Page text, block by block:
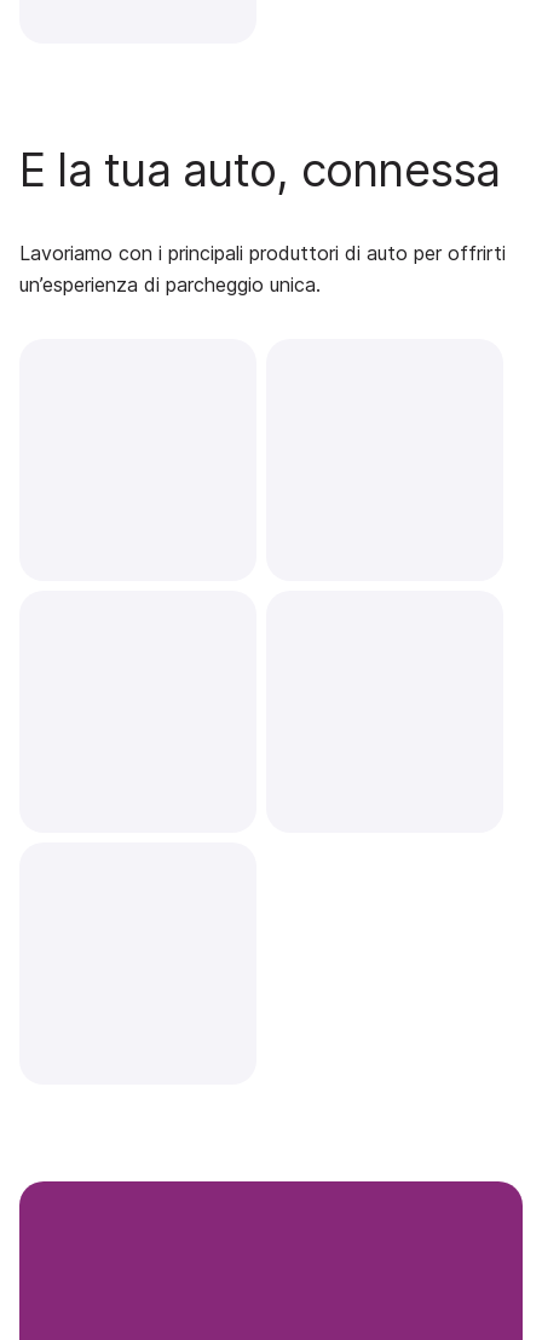
E la tua auto, connessa
Lavoriamo con i principali produttori di auto per offrirti
un’esperienza di parcheggio unica.